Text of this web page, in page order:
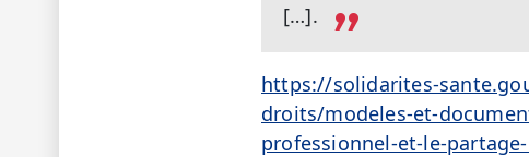
[…].
https://solidarites-
droits/modeles-et-
professionnel-et-le-